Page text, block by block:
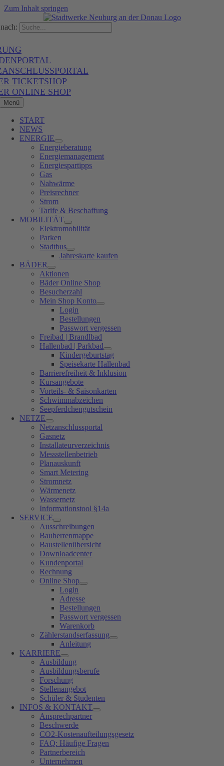
Zum Inhalt springen
TICKETSHOP
ONLINE SHOP
Menü
START
NEWS
ENERGIE
Energieberatung
Energiemanagement
Energiespartipps
Gas
Nahwärme
Preisrechner
Strom
Tarife & Beschaffung
MOBILITÄT
Elektromobilität
Parken
Stadtbus
Jahreskarte kaufen
BÄDER
Aktionen
Bäder Online Shop
Besucherzahl
Mein Shop Konto
Login
Bestellungen
Passwort vergessen
Freibad | Brandlbad
Hallenbad | Parkbad
Kindergeburtstag
Speisekarte Hallenbad
Barrierefreiheit & Inklusion
Kursangebote
Vorteils- & Saisonkarten
Schwimmabzeichen
Seepferdchengutschein
NETZE
Netzanschlussportal
Gasnetz
Installateurverzeichnis
Messstellenbetrieb
Planauskunft
Smart Metering
Stromnetz
Wärmenetz
Wassernetz
Informationstool §14a
SERVICE
Ausschreibungen
Bauherrenmappe
Baustellenübersicht
Downloadcenter
Kundenportal
Rechnung
Online Shop
Login
Adresse
Bestellungen
Passwort vergessen
Warenkorb
Zählerstandserfassung
Anleitung
KARRIERE
Ausbildung
Ausbildungsberufe
Forschung
Stellenangebot
Schüler & Studenten
INFOS & KONTAKT
Ansprechpartner
Beschwerde
CO2-Kostenaufteilungsgesetz
FAQ: Häufige Fragen
Partnerbereich
Unternehmen